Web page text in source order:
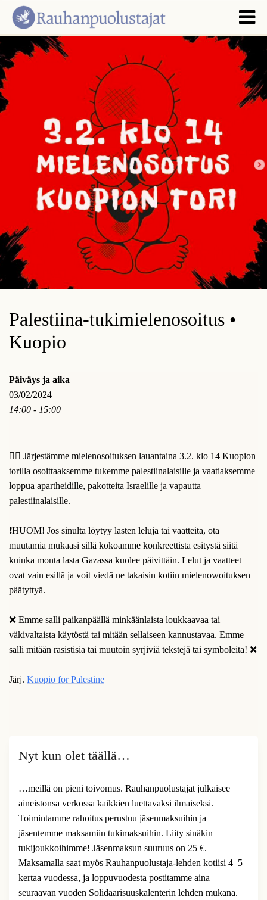
Palestiina-tukimielenosoitus •
Kuopio
Päiväys ja aika
03/02/2024
14:00 - 15:00
✊🏻 Järjestämme mielenosoituksen lauantaina 3.2. klo 14 Kuopion
torilla osoittaaksemme tukemme palestiinalaisille ja vaatiaksemme
loppua apartheidille, pakotteita Israelille ja vapautta
palestiinalaisille.
❗HUOM! Jos sinulta löytyy lasten leluja tai vaatteita, ota
muutamia mukaasi sillä kokoamme konkreettista esitystä siitä
kuinka monta lasta Gazassa kuolee päivittäin. Lelut ja vaatteet
ovat vain esillä ja voit viedä ne takaisin kotiin mielenowoituksen
päätyttyä.
❌️ Emme salli paikanpäällä minkäänlaista loukkaavaa tai
väkivaltaista käytöstä tai mitään sellaiseen kannustavaa. Emme
salli mitään rasistisia tai muutoin syrjiviä tekstejä tai symboleita! ❌️
Järj. Kuopio for Palestine
Nyt kun olet täällä…
…meillä on pieni toivomus. Rauhanpuolustajat julkaisee
aineistonsa verkossa kaikkien luettavaksi ilmaiseksi.
Toimintamme rahoitus perustuu jäsenmaksuihin ja
jäsentemme maksamiin tukimaksuihin. Liity sinäkin
tukijoukkoihimme! Jäsenmaksun suuruus on 25 €.
Maksamalla saat myös Rauhanpuolustaja-lehden kotiisi 4–5
kertaa vuodessa, ja loppuvuodesta postitamme aina
seuraavan vuoden Solidaarisuuskalenterin lehden mukana.